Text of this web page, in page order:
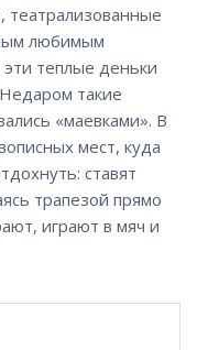
театрализованные
любимым
теплые деньки
такие
«маевками». В
мест, куда
ставят
трапезой прямо
играют в мяч и